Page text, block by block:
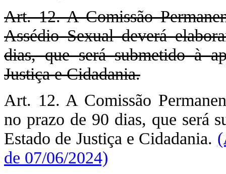
Art. 12. A Comissão
Assédio Sexual deverá
dias, que será submetido à
Justiça e Cidadania.
Art. 12. A Comissão
no prazo de 90 dias, que será
Estado de Justiça e Cidadania.
de 07/06/2024)